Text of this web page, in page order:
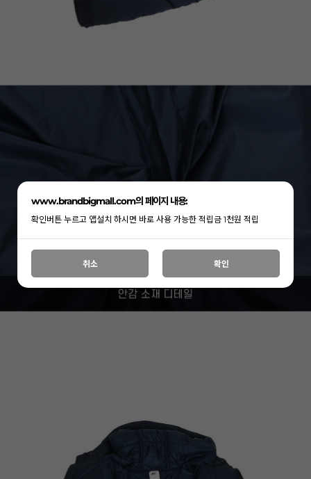
www.brandbigmall.com의 페이지 내용:
확인버튼 누르고 앱설치 하시면 바로 사용 가능한 적립금 1천원 적립
취소 확인